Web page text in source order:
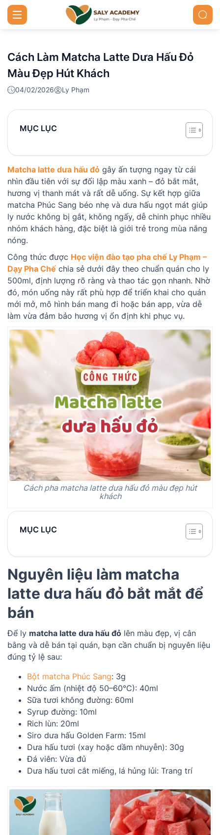
Cách Làm Matcha Latte Dưa Hấu Đỏ
Màu Đẹp Hút Khách
04/02/2026 Ly Phạm
MỤC LỤC
Matcha latte dưa hấu đỏ gây ấn tượng ngay từ cái
nhìn đầu tiên với sự đối lập màu xanh – đỏ bắt mắt,
hương vị thanh mát và rất dễ uống. Sự kết hợp giữa
matcha Phúc Sang béo nhẹ và dưa hấu ngọt mát giúp
ly nước không bị gắt, không ngấy, dễ chinh phục nhiều
nhóm khách hàng, đặc biệt là giới trẻ trong mùa nắng
nóng.
Công thức được Học viện đào tạo pha chế Ly Phạm –
Dạy Pha Chế chia sẻ dưới đây theo chuẩn quán cho ly
500ml, định lượng rõ ràng và thao tác gọn nhanh. Nhờ
đó, món uống này rất phù hợp để triển khai cho quán
mới mở, mô hình bán mang đi hoặc bán app, vừa dễ
làm vừa đảm bảo hương vị ổn định khi phục vụ.
Cách pha matcha latte dưa hấu đỏ màu đẹp hút
khách
MỤC LỤC
Nguyên liệu làm matcha
latte dưa hấu đỏ bắt mắt để
bán
Để ly matcha latte dưa hấu đỏ lên màu đẹp, vị cân
bằng và dễ bán tại quán, bạn cần chuẩn bị nguyên liệu
đúng tỷ lệ sau:
Bột matcha Phúc Sang: 3g
Nước ấm (nhiệt độ 50–60°C): 40ml
Sữa tươi không đường: 60ml
Syrup đường: 10ml
Rich lùn: 20ml
Siro dưa hấu Golden Farm: 15ml
Dưa hấu tươi (xay hoặc dầm nhuyễn): 30g
Đá viên: Vừa đủ
Dưa hấu tươi cắt miếng, lá hủng lủi: Trang trí